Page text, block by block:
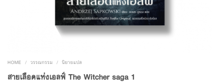
HOME / วรรณกรรม / นิยายแปล
สายเลือดแห่งเอลฟ์ The Witcher saga 1